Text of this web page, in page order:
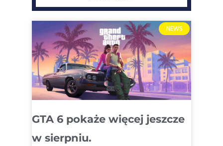
NEWS
GTA 6 pokaże więcej jeszcze
w sierpniu.